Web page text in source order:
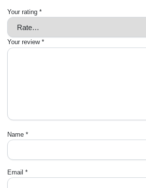
Your rating *
Your review *
Name *
Email *